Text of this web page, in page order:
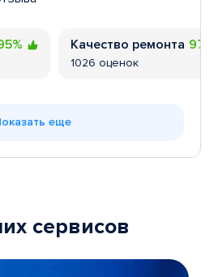
Качество ремонта
1026 оценок
еще
сервисов